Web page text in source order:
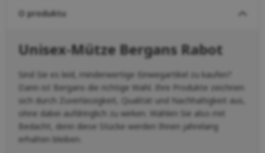
O produktu
Unisex-Mütze Bergans Rabot
Sind Sie es leid, minderwertige Einwegartikel zu kaufen?
Dann ist Bergans die richtige Wahl. Ihre Produkte zeichnen
sich durch Zuverlässigkeit, Qualität und Nachhaltigkeit aus,
ohne dabei aufdringlich zu wirken. Wählen Sie also mit
Bedacht, denn diese Stücke werden Ihnen jahrelang
erhalten bleiben.